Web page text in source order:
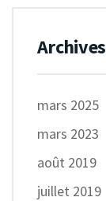
Archives
mars 2025
mars 2023
août 2019
juillet 2019